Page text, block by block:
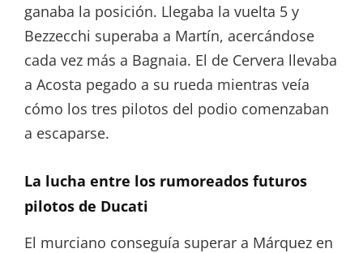
ganaba la posición. Llegaba la vuelta 5 y
Bezzecchi superaba a Martín, acercándose
cada vez más a Bagnaia. El de Cervera llevaba
a Acosta pegado a su rueda mientras veía
cómo los tres pilotos del podio comenzaban
a escaparse.
La lucha entre los rumoreados futuros
pilotos de Ducati
El murciano conseguía superar a Márquez en